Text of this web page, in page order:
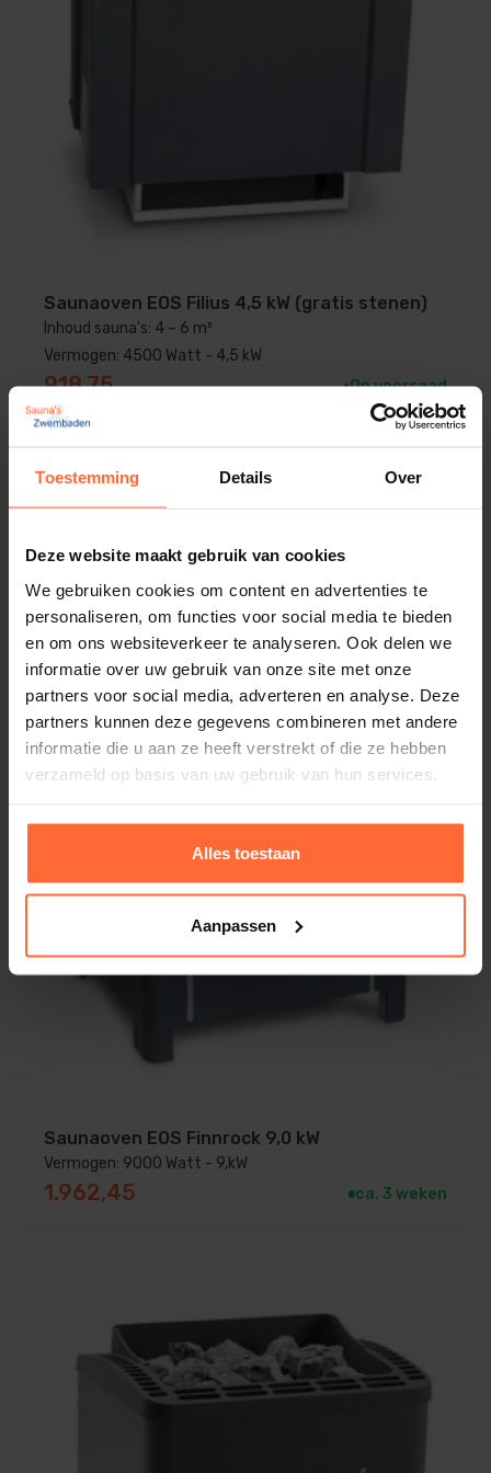
Toestemming Details Over
Deze website maakt gebruik van cookies
We gebruiken cookies om content en advertenties te
personaliseren, om functies voor social media te bieden
en om ons websiteverkeer te analyseren. Ook delen we
informatie over uw gebruik van onze site met onze
partners voor social media, adverteren en analyse. Deze
partners kunnen deze gegevens combineren met andere
informatie die u aan ze heeft verstrekt of die ze hebben
verzameld op basis van uw gebruik van hun services.
Alles toestaan
Aanpassen
Merk
Saunaoven EOS Filius 4,5 kW (gratis stenen)
Inhoud sauna's: 4 – 6 m³
Vermogen: 4500 Watt - 4,5 kW
918,75 Op voorraad
Saunaoven EOS Finnrock 9,0 kW
Vermogen: 9000 Watt - 9,kW
1.962,45 ca. 3 weken